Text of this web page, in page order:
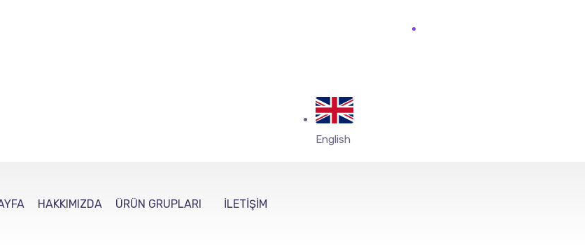
English
HAKKIMIZDA ÜRÜN GRUPLARI İLETİŞİM